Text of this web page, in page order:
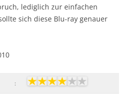
lediglich zur einfachen
sich diese Blu-ray genauer
: